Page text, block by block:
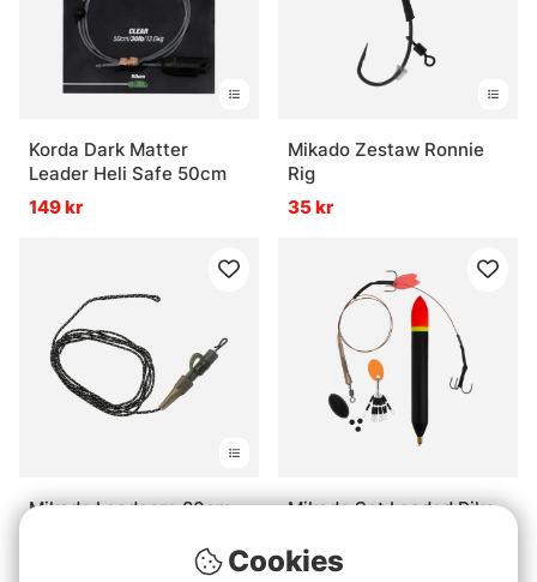
Korda Dark Matter
Leader Heli Safe 50cm
149 kr
Mikado Zestaw Ronnie
Rig
35 kr
Mikado Leadcore 80cm
Mikado Set Loaded Pike
79 kr
Cookies